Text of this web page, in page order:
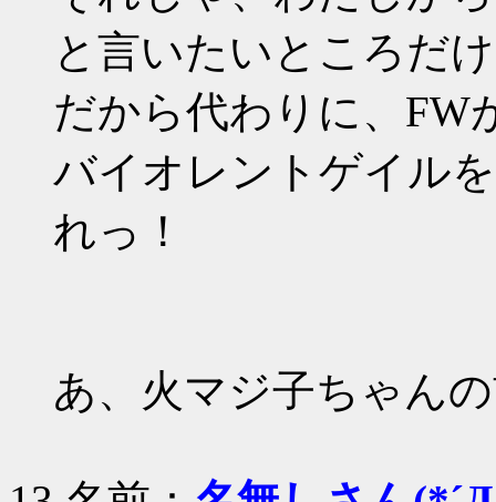
と言いたいところだ
だから代わりに、FW
バイオレントゲイル
れっ！
あ、火マジ子ちゃん